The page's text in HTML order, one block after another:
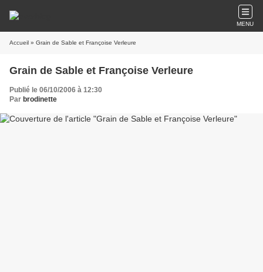
MENU
Accueil » Grain de Sable et Françoise Verleure
Grain de Sable et Françoise Verleure
Publié le 06/10/2006 à 12:30
Par brodinette